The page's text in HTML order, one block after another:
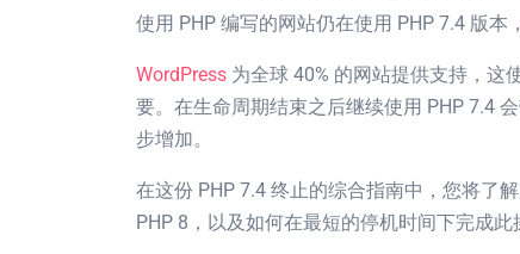
使用 PHP 编写的网站仍在使用 PHP 7.4 版本
WordPress 为全球 40% 的网站提供支持，这
要。在生命周期结束之后继续使用 PHP 7.4
步增加。
在这份 PHP 7.4 终止的综合指南中，您将了
PHP 8，以及如何在最短的停机时间下完成此